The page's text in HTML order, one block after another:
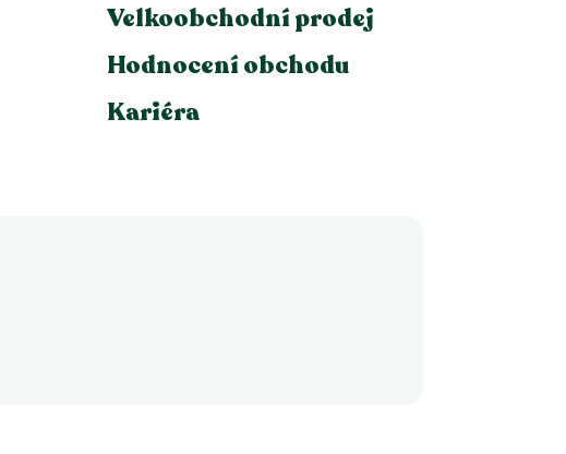
Velkoobchodní prodej
Hodnocení obchodu
Kariéra